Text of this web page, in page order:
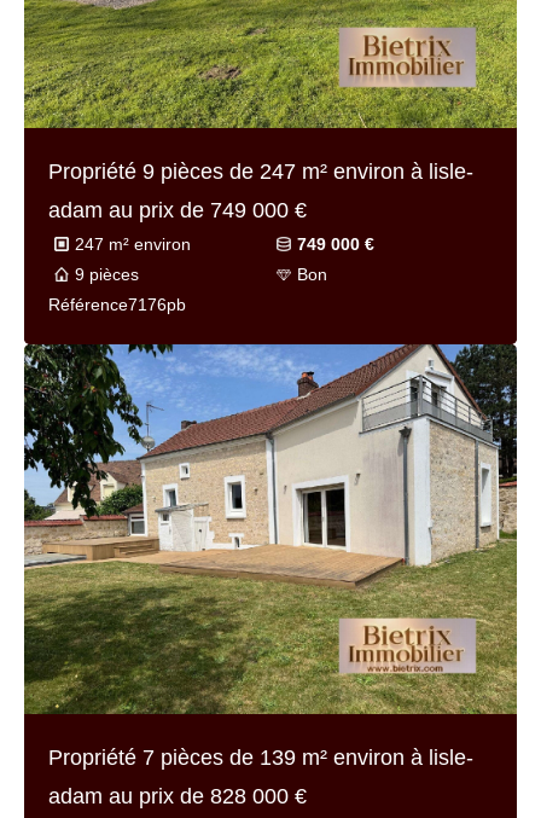
Propriété 9 pièces de 247 m² environ à lisle-
adam au prix de 749 000 €
247 m² environ
749 000 €
9 pièces
Bon
Référence7176pb
Propriété 7 pièces de 139 m² environ à lisle-
adam au prix de 828 000 €